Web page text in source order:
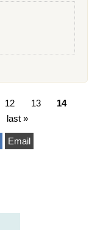
12 13
14
last »
Email